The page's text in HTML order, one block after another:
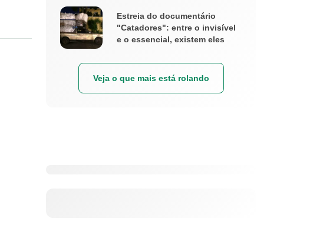
Estreia do documentário
"Catadores": entre o invisível
e o essencial, existem eles
Veja o que mais está rolando